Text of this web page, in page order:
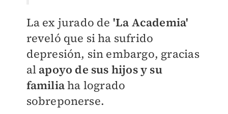
La ex jurado de 'La Academia'
reveló que si ha sufrido
depresión, sin embargo, gracias
al apoyo de sus hijos y su
familiaha logrado
sobreponerse.